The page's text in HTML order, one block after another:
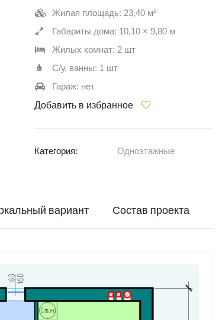
Жилая площадь: 23,40 м²
Габариты дома: 10,10 × 9,80 м
Жилых комнат: 2 шт
С/у, ванны: 1 шт
Гараж: нет
Добавить в избранное
Категория: Одноэтажные
вариант Состав проекта